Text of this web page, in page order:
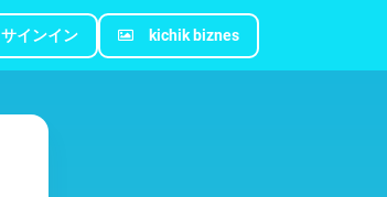
サインイン kichik biznes